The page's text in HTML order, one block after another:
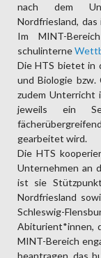
nach dem
Nordfriesland,
Im MINT-
schulinterne
Die HTS bietet in
und Biologie bzw.
zudem Unterricht
jeweils ein
gearbeitet wird.
Die HTS
Unternehmen an
ist sie
Nordfriesland
Schleswig-
Abiturient*innen,
MINT-Bereich
beantragen, das